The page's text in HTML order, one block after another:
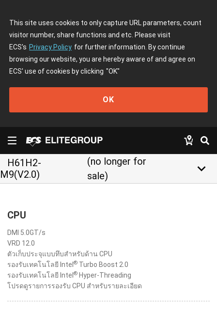
This site uses cookies to only capture URL parameters, count
visitor number, share functions and etc. Please visit
ECS's Privacy Policy for further information. By continue
browsing our website, you are hereby aware of and agree on
ECS' use of cookies by clicking "OK"
OK
H61H2-
M9(V2.0)
(no longer for
sale)
keyboard_arrow_down
CPU
DMI 5.0GT/s
VRD 12.0
ตัวเก็บประจุแบบทึบสำหรับด้าน CPU
รองรับเทคโนโลยี Intel ® Turbo Boost 2.0
รองรับเทคโนโลยี Intel ® Hyper-Threading
โปรดดูรายการรองรับ CPU สำหรับรายละเอียด